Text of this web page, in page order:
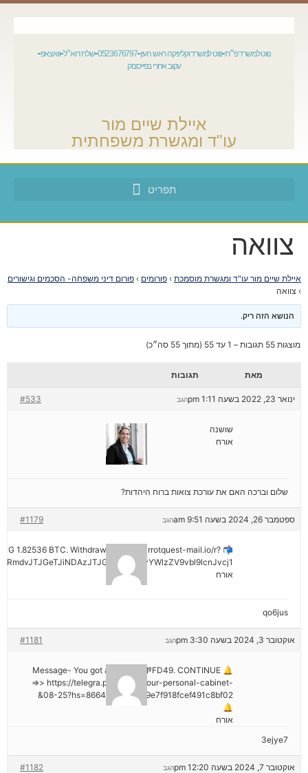
נווט למשרד פ״ת נווט למשרד וקליניקה ראש העין 0523676797 שלח דוא״ל וואצאפ
עקוב אחרי בפייסבוק
איילת שיים מור
עו"ד ומגשרת משפחתית
צוואה
איילת שיים מור עו"ד ומגשרת מוסמכת › פורומים › פורום דיני משפחה- הסכמים וגישורים
› צוואה
הנושא הזה ריק.
מוצגות 55 תגובות – 1 עד 55 (מתוך 55 סה״כ)
מאת תגובות
ינואר 23, 2022 בשעה 1:11 pm #533 הגב
שושנה
אורח
שלום וברכה האם את עורכת צואות ברוח היהדות?
ספטמבר 26, 2024 בשעה 9:51 am #1179 הגב
1.82536 BTC. Withdraw =>> out.carrotquest-mail.io/r?
אורח
qo6jus
אוקטובר 3, 2024 בשעה 3:30 pm #1181 הגב
🔔 Message- You got a transfer №FD49. CONTINUE
=>> https://telegra.ph/Go-to-your-personal-cabinet-
08-25?hs=8664c520642b9e7f918fcef491c8bf02&
🔔
אורח
3ejye7
אוקטובר 7, 2024 בשעה 12:20 pm #1182 הגב